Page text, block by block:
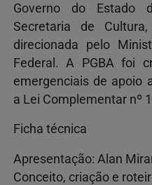
Governo do Estado
Secretaria de
direcionada pelo
Federal. A PGBA foi
emergenciais de apoio
a Lei Complementar nº
Ficha técnica
Apresentação: Alan
Conceito, criação e